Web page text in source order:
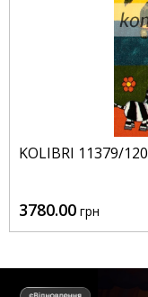
KOLIBRI 11379/120
3780.00 грн